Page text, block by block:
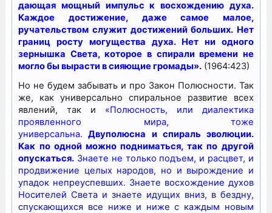
дающая мощный импульс к восхождению духа.
Каждое достижение, даже самое малое,
ручательством служит достижений больших. Нет
границ росту могущества духа. Нет ни одного
зернышка Света, которое в спирали времени не
могло бы вырасти в сияющие громады». (1964:423)
Но не будем забывать и про Закон Полюсности. Так
же, как универсально спиральное развитие всех
явлений, так и «Полюсность, или диалектика
проявленного мира, тоже
универсальна. Двуполюсна и спираль эволюции.
Как по одной можно подниматься, так по другой
опускаться. Знаете не только подъем, и расцвет, и
продвижение целых народов, но и вырождение и
упадок непреуспевших. Знаете восхождение духов
Носителей Света и знаете идущих вниз, в бездну,
спускающихся все ниже и ниже с каждым новым